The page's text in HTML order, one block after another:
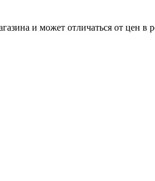
и может отличаться от цен в